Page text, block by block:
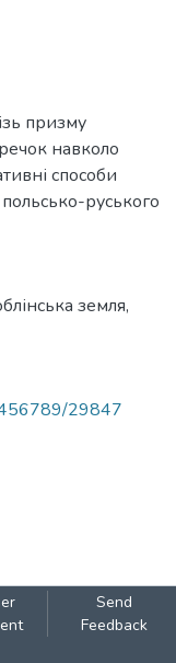
призму
навколо
способи
руського
земля,
29847
Send
Feedback